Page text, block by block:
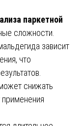
паркетной
сложности.
зависит
что
снижать
применения